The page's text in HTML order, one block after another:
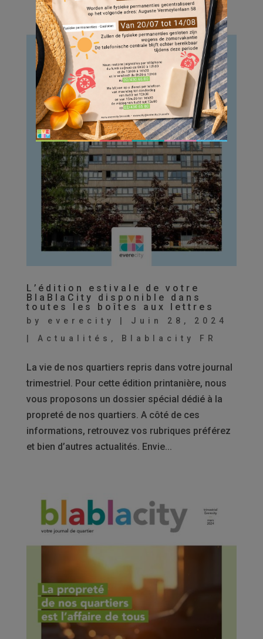
L’édition estivale de votre
BlaBlaCity disponible dans
toutes les boîtes aux lettres
by everecity | Juin 28, 2024
| Actualités , Blablacity FR
La vie de nos quartiers repris dans votre journal
trimestriel. Pour cette édition printanière, nous
vous proposons un dossier spécial dédié à la
propreté de nos quartiers. A côté de ces
informations, retrouvez vos rubriques préférez
et bien d’autres actualités. Envie...